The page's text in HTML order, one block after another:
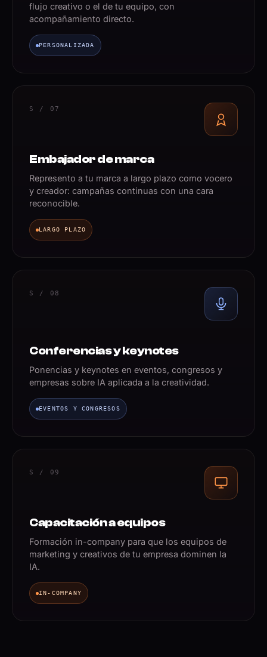
flujo creativo o el de tu equipo, con
acompañamiento directo.
PERSONALIZADA
S / 07
Embajador de marca
Represento a tu marca a largo plazo como vocero
y creador: campañas continuas con una cara
reconocible.
LARGO PLAZO
S / 08
Conferencias y keynotes
Ponencias y keynotes en eventos, congresos y
empresas sobre IA aplicada a la creatividad.
EVENTOS Y CONGRESOS
S / 09
Capacitación a equipos
Formación in-company para que los equipos de
marketing y creativos de tu empresa dominen la
IA.
IN-COMPANY